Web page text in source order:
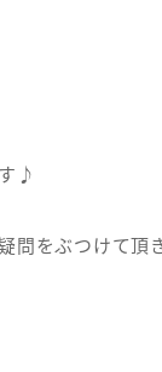
♪
問をぶつけて頂